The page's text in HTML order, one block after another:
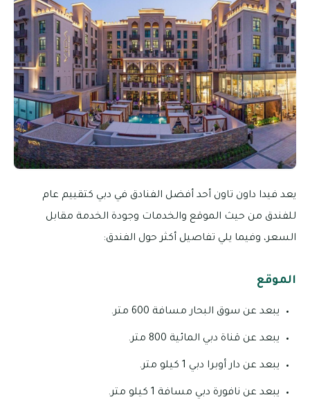
يعد فيدا داون تاون أحد أفضل الفنادق في دبي كتقييم عام
للفندق من حيث الموقع والخدمات وجودة الخدمة مقابل
السعر، وفيما يلي تفاصيل أكثر حول الفندق:
الموقع
يبعد عن سوق البحار مسافة 600 متر.
يبعد عن قناة دبي المائية 800 متر.
يبعد عن دار أوبرا دبي 1 كيلو متر.
يبعد عن نافورة دبي مسافة 1 كيلو متر.